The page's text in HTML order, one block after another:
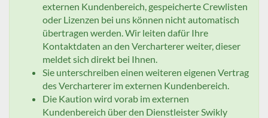
externen Kundenbereich, gespeicherte Crewlisten
oder Lizenzen bei uns können nicht automatisch
übertragen werden. Wir leiten dafür Ihre
Kontaktdaten an den Vercharterer weiter, dieser
meldet sich direkt bei Ihnen.
Sie unterschreiben einen weiteren eigenen Vertrag
des Vercharterer im externen Kundenbereich.
Die Kaution wird vorab im externen
Kundenbereich über den Dienstleister Swikly